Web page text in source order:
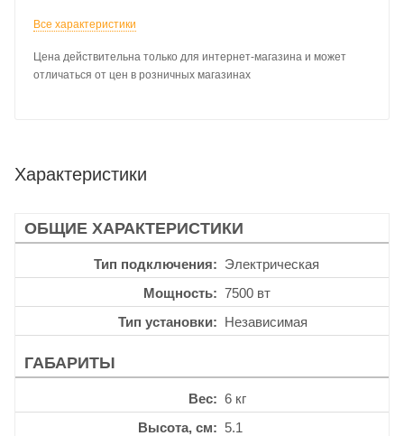
Все характеристики
Цена действительна только для интернет-магазина и может
отличаться от цен в розничных магазинах
Характеристики
ОБЩИЕ ХАРАКТЕРИСТИКИ
Тип подключения
Электрическая
Мощность
7500 вт
Тип установки
Независимая
ГАБАРИТЫ
Вес
6 кг
Высота, см
5.1